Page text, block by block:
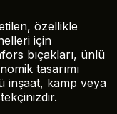
özellikle
için
bıçakları, ünlü
tasarımı
inşaat, kamp veya